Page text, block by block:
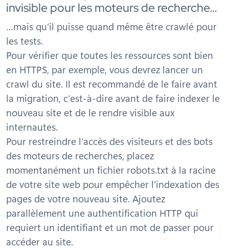
invisible pour les moteurs de recherche…
…mais qu’il puisse quand même être crawlé pour
les tests.
Pour vérifier que toutes les ressources sont bien
en HTTPS, par exemple, vous devrez lancer un
crawl du site. Il est recommandé de le faire avant
la migration, c’est-à-dire avant de faire indexer le
nouveau site et de le rendre visible aux
internautes.
Pour restreindre l’accès des visiteurs et des bots
des moteurs de recherches, placez
momentanément un fichier robots.txt à la racine
de votre site web pour empêcher l’indexation des
pages de votre nouveau site. Ajoutez
parallèlement une authentification HTTP qui
requiert un identifiant et un mot de passer pour
accéder au site.